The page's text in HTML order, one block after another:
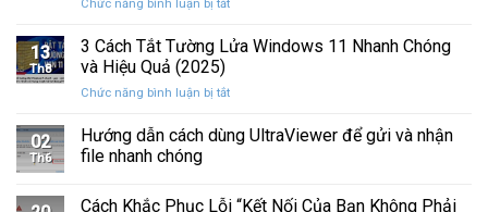
Cứng
Hỏng
Hình
Giác
Trên
C
Chức năng bình luận bị tắtở
Sửa
Âm
Khi
11
13
Th8
3 Cách Tắt Tường Lửa Windows 11 Nhanh Chóng
và Hiệu Quả (2025)
Chức năng bình luận bị tắtở
Cách
Tắt
Windows
02
Th6
Hướng dẫn cách dùng UltraViewer để gửi và nhận
file nhanh chóng
Cách Khắc Phục Lỗi “Kết Nối Của Bạn Không Phải